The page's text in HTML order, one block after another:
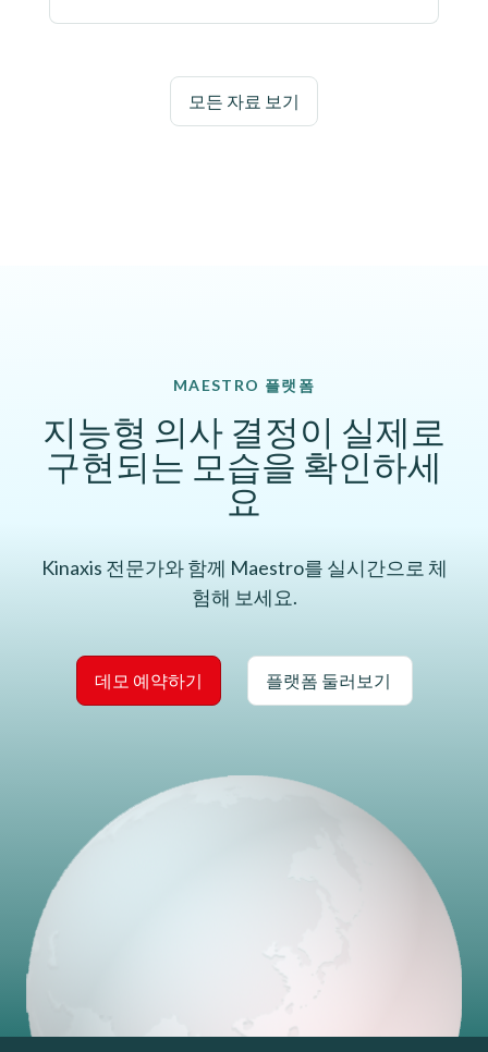
모든 자료 보기
MAESTRO 플랫폼
지능형 의사 결정이 실제로
구현되는 모습을 확인하세
요
Kinaxis 전문가와 함께 Maestro를 실시간으로 체
험해 보세요.
데모 예약하기 플랫폼 둘러보기